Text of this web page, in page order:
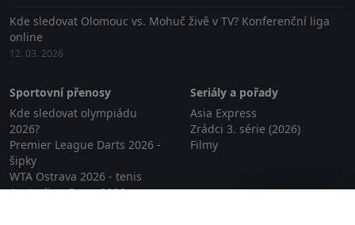
Kde sledovat Olomouc vs. Mohuč živě v TV? Konferenční liga
online
12. 03. 2026
Sportovní přenosy
Kde sledovat olympiádu
2026?
Premier League Darts 2026 -
šipky
WTA Ostrava 2026 - tenis
Australian Open 2026
Seriály a pořady
Asia Express
Zrádci 3. série (2026)
Filmy